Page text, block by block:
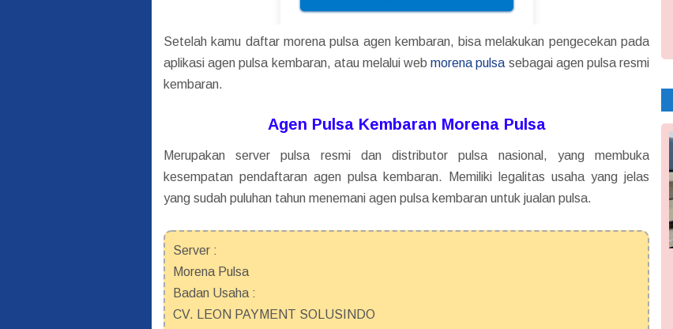
Setelah kamu daftar morena pulsa agen kembaran, bisa melakukan pengecekan pada
aplikasi agen pulsa kembaran, atau melalui webmorena pulsa sebagai agen pulsa resmi
kembaran.
Agen Pulsa Kembaran Morena Pulsa
Merupakan server pulsa resmi dan distributor pulsa nasional, yang membuka
kesempatan pendaftaran agen pulsa kembaran. Memiliki legalitas usaha yang jelas
yang sudah puluhan tahun menemani agen pulsa kembaran untuk jualan pulsa.
Server :
Morena Pulsa
Badan Usaha :
CV. LEON PAYMENT SOLUSINDO